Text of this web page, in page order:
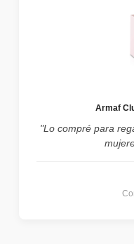
Armaf
"Lo compré para